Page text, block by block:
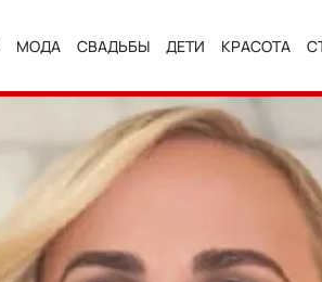
МОДА СВАДЬБЫ ДЕТИ КРАСОТА